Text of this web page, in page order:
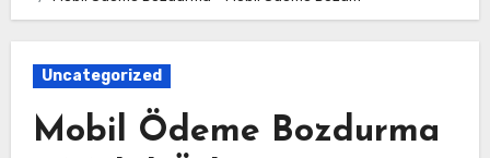
Uncategorized
Mobil Ödeme Bozdurma